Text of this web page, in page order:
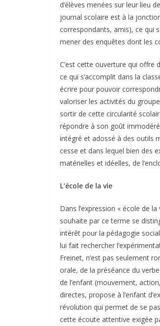
d’élèves menées sur leur lieu
journal scolaire est à la
correspondants, amis), ce qui
mener des enquêtes dont les
C’est cette ouverture qui offre
ce qui s’accomplit dans la
écrire pour pouvoir
valoriser les activités du
sortir de cette circularité
répondre à son goût
intégré et adossé à des outils
cesse et dans lequel bien des
matérielles et idéelles, de
L’école de la vie
Dans l’expression « école de
souhaite par ce terme se
intérêt pour la pédagogie
lui fait rechercher
Freinet, n’est pas seulement
orale, de la préséance du
de l’enfant (mouvement,
directes, propose à l’enfant
révolution qui permet de se
cette écoute attentive exigée